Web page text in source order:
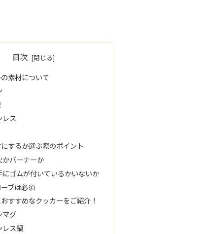
目次
素材について
レス
するか選ぶ際のポイント
かバーナーか
にゴムが付いているかいないか
ブは必須
すすめなクッカーをご紹介！
マグ
レス鍋